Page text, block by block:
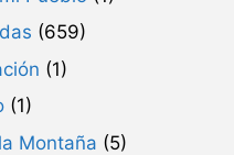
(659)
(1)
(1)
Montaña (5)